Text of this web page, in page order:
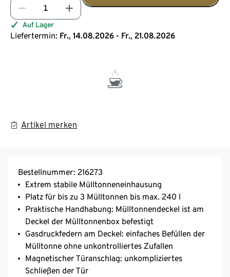
Auf Lager
Liefertermin: Fr., 14.08.2026 - Fr., 21.08.2026
Artikel merken
Bestellnummer: 216273
Extrem stabile Mülltonneneinhausung
Platz für bis zu 3 Mülltonnen bis max. 240 l
Praktische Handhabung: Mülltonnendeckel ist am
Deckel der Mülltonnenbox befestigt
Gasdruckfedern am Deckel: einfaches Befüllen der
Mülltonne ohne unkontrolliertes Zufallen
Magnetischer Türanschlag: unkompliziertes
Schließen der Tür